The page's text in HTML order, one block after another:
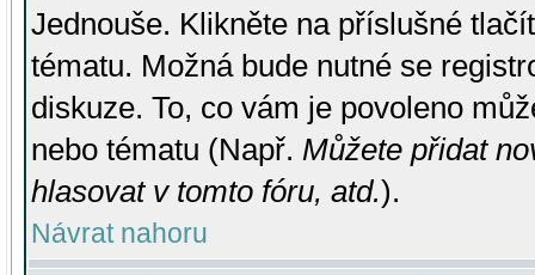
Jednouše. Klikněte na příslušné
tématu. Možná bude nutné se
diskuze. To, co vám je povoleno
nebo tématu (Např. Můžete přidat
hlasovat v tomto fóru, atd.).
Návrat nahoru